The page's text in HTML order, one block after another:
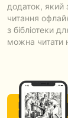
додаток, який
читання
з бібліотеки
можна читати